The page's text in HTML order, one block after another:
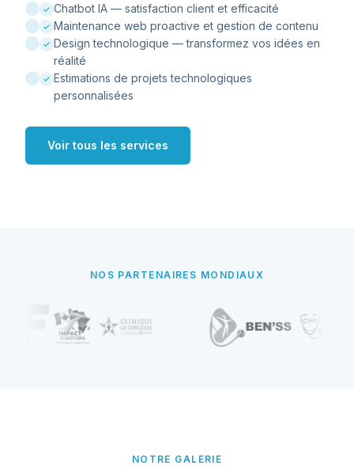
Chatbot IA — satisfaction client et efficacité
Maintenance web proactive et gestion de contenu
Design technologique — transformez vos idées en
réalité
Estimations de projets technologiques
personnalisées
Voir tous les services
NOS PARTENAIRES MONDIAUX
NOTRE GALERIE